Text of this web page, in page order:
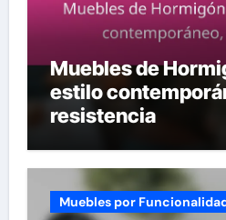
Muebles de
estilo
resistencia
Muebles por